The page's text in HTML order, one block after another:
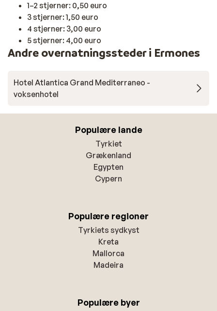
1–2 stjerner: 0,50 euro
3 stjerner: 1,50 euro
4 stjerner: 3,00 euro
5 stjerner: 4,00 euro
Andre overnatningssteder i Ermones
Hotel Atlantica Grand Mediterraneo -
voksenhotel
Populære lande
Tyrkiet
Grækenland
Egypten
Cypern
Populære regioner
Tyrkiets sydkyst
Kreta
Mallorca
Madeira
Populære byer